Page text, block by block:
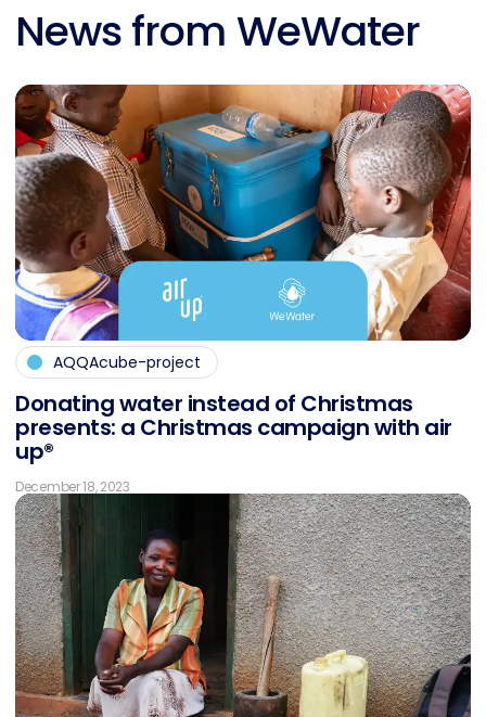
News from WeWater
AQQAcube-project
Do­na­ting wa­ter in­s­tead of Christ­mas
pres­ents: a Christ­mas cam­pai­gn with air
up®
December 18, 2023